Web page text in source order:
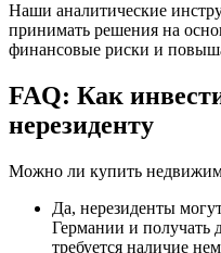
Наши аналитические
принимать решения на
финансовые риски и
FAQ: Как
нерезиденту
Можно ли купить
Да, нерезиденты
Германии и получать
требуется наличие